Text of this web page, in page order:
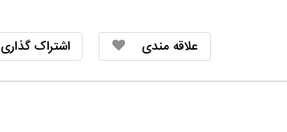
علاقه مندی اشتراک گذاری